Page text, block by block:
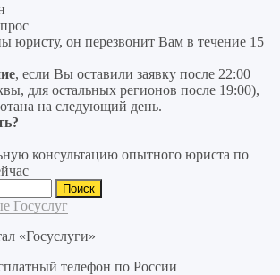
юристу, он перезвонит Вам в течение 15
, если Вы оставили заявку после 22:00
для остальных регионов после 19:00),
на следующий день.
консультацию опытного юриста по
Госуслуг
«Госуслуги»
телефон по России